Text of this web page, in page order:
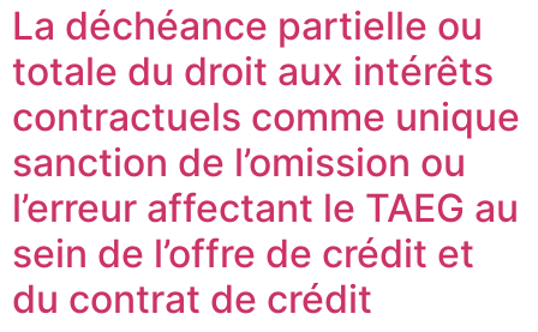
La déchéance partielle ou
totale du droit aux intérêts
contractuels comme unique
sanction de l’omission ou
l’erreur affectant le TAEG au
sein de l’offre de crédit et
du contrat de crédit